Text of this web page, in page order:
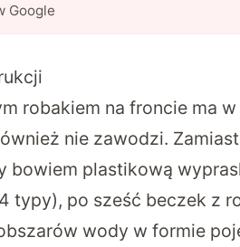
Google
robakiem na froncie ma
nie zawodzi. Zamiast
plastikową
typy), po sześć beczek z
wody w formie